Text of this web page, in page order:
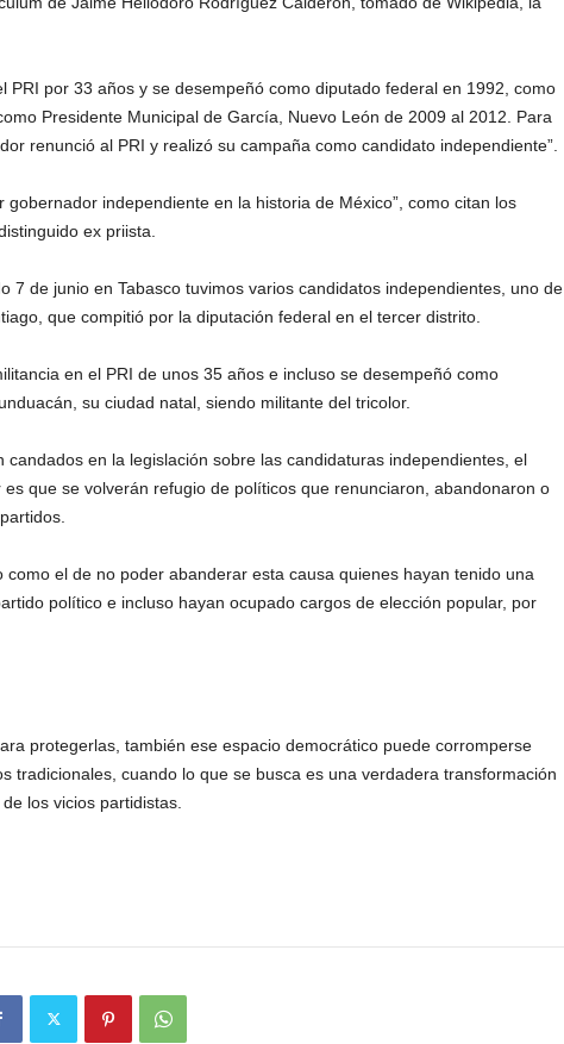
PRI por 33 años y se desempeñó como diputado federal en 1992, como
Presidente Municipal de García, Nuevo León de 2009 al 2012. Para
renunció al PRI y realizó su campaña como candidato independiente”.
gobernador independiente en la historia de México”, como citan los
ex priista.
7 de junio en Tabasco tuvimos varios candidatos independientes, uno de
que compitió por la diputación federal en el tercer distrito.
en el PRI de unos 35 años e incluso se desempeñó como
su ciudad natal, siendo militante del tricolor.
candados en la legislación sobre las candidaturas independientes, el
que se volverán refugio de políticos que renunciaron, abandonaron o
como el de no poder abanderar esta causa quienes hayan tenido una
político e incluso hayan ocupado cargos de elección popular, por
protegerlas, también ese espacio democrático puede corromperse
tradicionales, cuando lo que se busca es una verdadera transformación
los vicios partidistas.